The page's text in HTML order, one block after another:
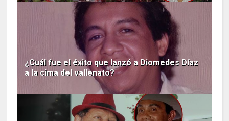
¿Cuál fue el éxito que lanzó a Diomedes Díaz
a la cima del vallenato?